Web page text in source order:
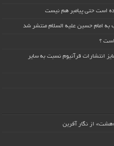
است حتی پیامبر هم نیست
به امام حسین علیه السلام منتشر شد
است ؟
انتشارات قرآنیوم نسبت به سایر
از نگار آفرین